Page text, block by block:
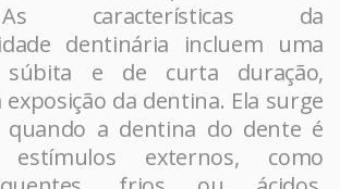
características da
dentinária incluem uma
e de curta duração,
da dentina. Ela surge
quando a dentina do dente é
externos, como